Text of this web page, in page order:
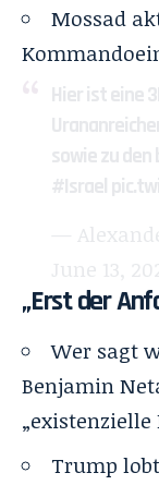
Mossad
Hier ist eine
sowie zu
#Israel
—
June 13,
„Erst der
Wer sagt
Benjamin
„existenzielle
Trump